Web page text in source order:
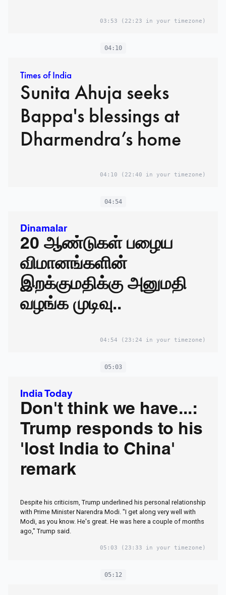
03:53 (22:23 in your timezone)
04:10
Times of India
Sunita Ahuja seeks
Bappa's blessings at
Dharmendra’s home
04:10 (22:40 in your timezone)
04:54
Dinamalar
20 ஆண்டுகள் பழைய
விமானங்களின்
இறக்குமதிக்கு அனுமதி
வழங்க முடிவு..
04:54 (23:24 in your timezone)
05:03
India Today
Don't think we have...:
Trump responds to his
'lost India to China'
remark
Despite his criticism, Trump underlined his personal relationship
with Prime Minister Narendra Modi. "I get along very well with
Modi, as you know. He's great. He was here a couple of months
ago," Trump said.
05:03 (23:33 in your timezone)
05:12